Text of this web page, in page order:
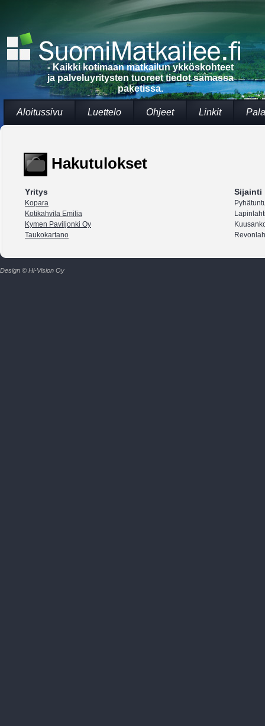
- Kaikki kotimaan matkailun ykköskohteet
ja palveluyritysten tuoreet tiedot samassa
paketissa.
Aloitussivu Luettelo Ohjeet Linkit
Hakutulokset
Yritys Sijainti
Kopara
Kotikahvila Emilia
Kymen Paviljonki Oy
Taukokartano
Design © Hi-Vision Oy